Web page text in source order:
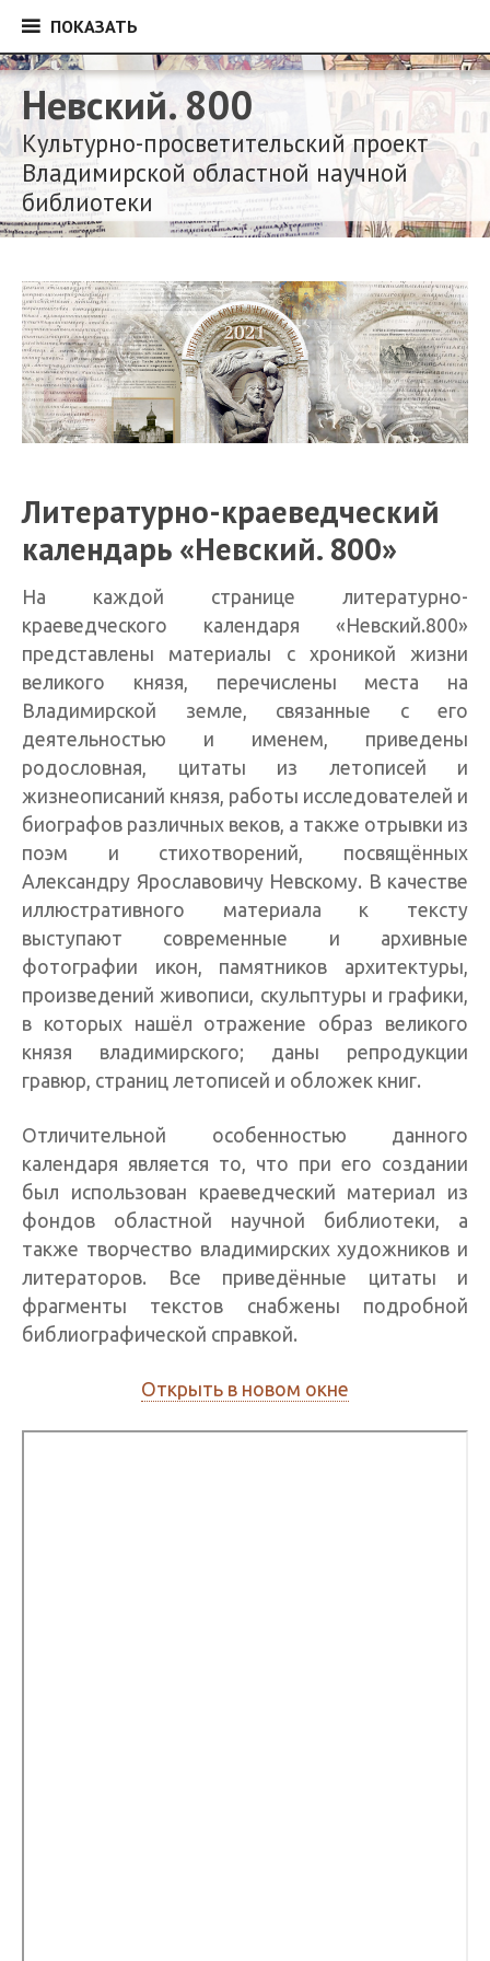
ПОКАЗАТЬ
ПОКАЗАТЬ
Перейти
к
контенту
Невский. 800
Культурно-просветительский проект
Владимирской областной научной
библиотеки
Литературно-краеведческий
календарь «Невский. 800»
На каждой странице литературно-
краеведческого календаря «Невский.800»
представлены материалы с хроникой жизни
великого князя, перечислены места на
Владимирской земле, связанные с его
деятельностью и именем, приведены
родословная, цитаты из летописей и
жизнеописаний князя, работы исследователей и
биографов различных веков, а также отрывки из
поэм и стихотворений, посвящённых
Александру Ярославовичу Невскому. В качестве
иллюстративного материала к тексту
выступают современные и архивные
фотографии икон, памятников архитектуры,
произведений живописи, скульптуры и графики,
в которых нашёл отражение образ великого
князя владимирского; даны репродукции
гравюр, страниц летописей и обложек книг.
Отличительной особенностью данного
календаря является то, что при его создании
был использован краеведческий материал из
фондов областной научной библиотеки, а
также творчество владимирских художников и
литераторов. Все приведённые цитаты и
фрагменты текстов снабжены подробной
библиографической справкой.
Открыть в новом окне